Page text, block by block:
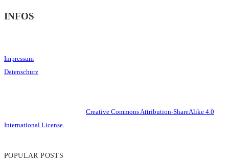
INFOS
Impressum
Datenschutz
Creative Commons Attribution-ShareAlike 4.0
International License.
POPULAR POSTS